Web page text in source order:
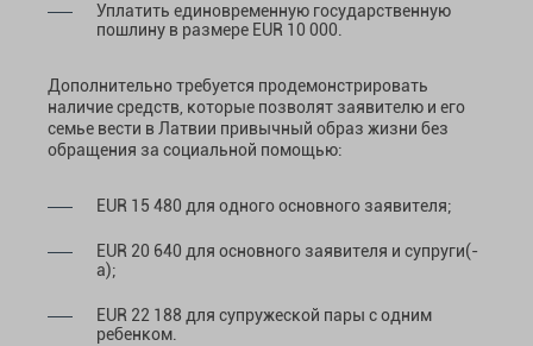
Уплатить единовременную государственную
пошлину в размере EUR 10 000.
Дополнительно требуется продемонстрировать
наличие средств, которые позволят заявителю и его
семье вести в Латвии привычный образ жизни без
обращения за социальной помощью:
EUR 15 480 для одного основного заявителя;
EUR 20 640 для основного заявителя и супруги(-
а);
EUR 22 188 для супружеской пары с одним
ребенком.